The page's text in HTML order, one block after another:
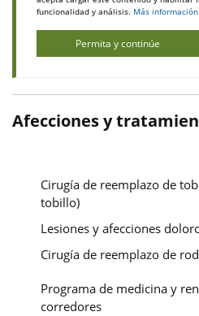
funcionalidad y análisis. Más información
Permita y continúe
Afecciones y
Cirugía de reemplazo de
tobillo)
Lesiones y afecciones
Cirugía de reemplazo de
Programa de medicina y
corredores